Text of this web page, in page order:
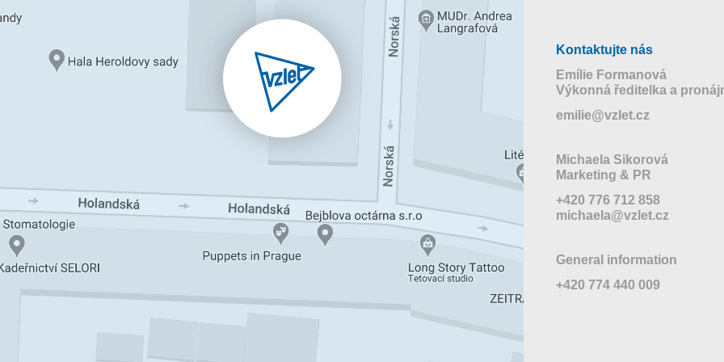
Kontaktujte nás
Emílie Formanová
Výkonná ředitelka a
emilie@vzlet.cz
Michaela Sikorová
Marketing & PR
+420 776 712 858
michaela@vzlet.cz
General information
+420 774 440 009